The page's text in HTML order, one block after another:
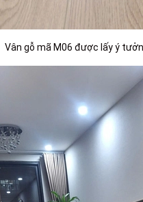
Vân gỗ mã M06 được lấy ý